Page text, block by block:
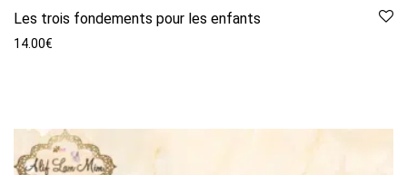
Les trois fondements pour les enfants
14.00€